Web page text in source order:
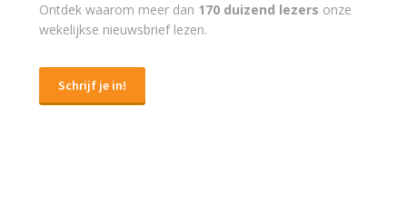
Ontdek waarom meer dan 170 duizend lezers onze
wekelijkse nieuwsbrief lezen.
Schrijf je in!